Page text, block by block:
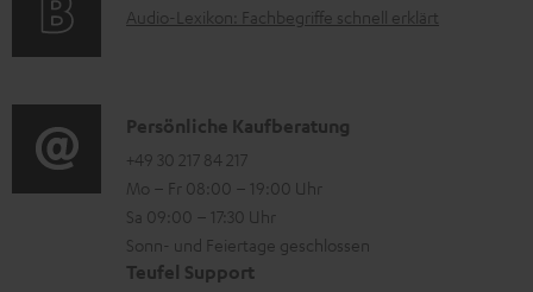
A
r
t
i
o
n
e
A
i
o
-
L
e
Audio-Lexikon: Fachbegriffe schnell erklärt
K
o
n
t
a
Persönliche Kaufberatung
+49 30 217 84 217
Mo – Fr 08:00 – 19:00 Uhr
Sa 09:00 – 17:30 Uhr
Sonn- und Feiertage geschlossen
Teufel Support